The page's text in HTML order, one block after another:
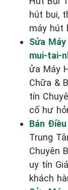
hút bụi,
máy hút
Sửa
mui-tai-
ửa Máy
Chữa &
tín
cố hư
Bán
Trung
Chuyên
uy tín
khách